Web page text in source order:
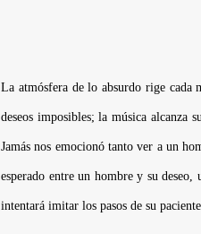
La atmósfera de lo absurdo rige cada
deseos imposibles; la música alcanza
Jamás nos emocionó tanto ver a un
esperado entre un hombre y su
intentará imitar los pasos de su